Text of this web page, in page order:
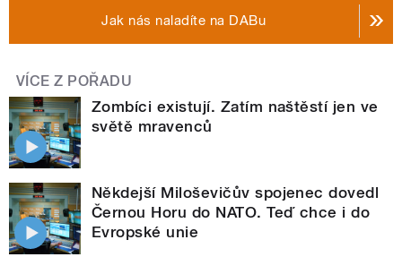
Jak nás naladíte na DABu
VÍCE Z POŘADU
Zombíci existují. Zatím naštěstí jen ve
světě mravenců
Někdejší Miloševičův spojenec dovedl
Černou Horu do NATO. Teď chce i do
Evropské unie